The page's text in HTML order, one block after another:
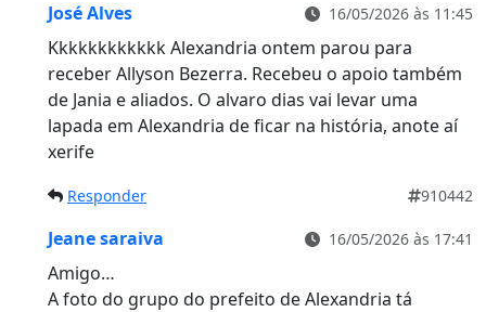
José Alves 16/05/2026 às 11:45
Kkkkkkkkkkkk Alexandria ontem parou para
receber Allyson Bezerra. Recebeu o apoio também
de Jania e aliados. O alvaro dias vai levar uma
lapada em Alexandria de ficar na história, anote aí
xerife
Responder 910442
Jeane saraiva 16/05/2026 às 17:41
Amigo…
A foto do grupo do prefeito de Alexandria tá